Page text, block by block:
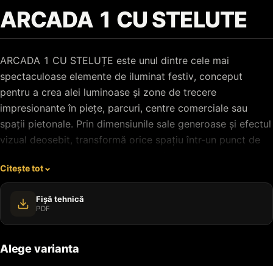
ARCADA 1 CU STELUTE
ARCADA 1 CU STELUȚE este unul dintre cele mai
spectaculoase elemente de iluminat festiv, conceput
pentru a crea alei luminoase și zone de trecere
impresionante în piețe, parcuri, centre comerciale sau
spații pietonale. Prin dimensiunile sale generoase și efectul
vizual deosebit, transformă orice spațiu într-un punct de
Citește tot
Fișă tehnică
PDF
Alege varianta